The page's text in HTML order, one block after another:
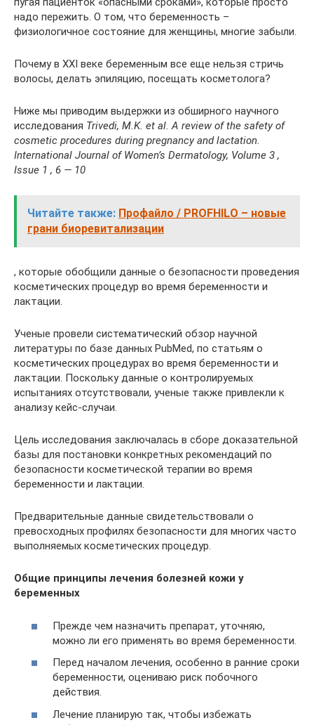
надо пережить. О том, что беременность –
физиологичное состояние для женщины, многие забыли.
Почему в XXI веке беременным все еще нельзя стричь
волосы, делать эпиляцию, посещать косметолога?
Ниже мы приводим выдержки из обширного научного
исследования Trivedi, M.K. et al. A review of the safety of
cosmetic procedures during pregnancy and lactation.
International Journal of Women’s Dermatology, Volume 3 ,
Issue 1 , 6 — 10
Читайте также: Профайло / PROFHILO – новые
грани биоревитализации
, которые обобщили данные о безопасности проведения
косметических процедур во время беременности и
лактации.
Ученые провели систематический обзор научной
литературы по базе данных PubMed, по статьям о
косметических процедурах во время беременности и
лактации. Поскольку данные о контролируемых
испытаниях отсутствовали, ученые также привлекли к
анализу кейс-случаи.
Цель исследования заключалась в сборе доказательной
базы для постановки конкретных рекомендаций по
безопасности косметической терапии во время
беременности и лактации.
Предварительные данные свидетельствовали о
превосходных профилях безопасности для многих часто
выполняемых косметических процедур.
Общие принципы лечения болезней кожи у
беременных
Прежде чем назначить препарат, уточняю,
можно ли его применять во время беременности.
Перед началом лечения, особенно в ранние сроки
беременности, оцениваю риск побочного
действия.
Лечение планирую так, чтобы избежать